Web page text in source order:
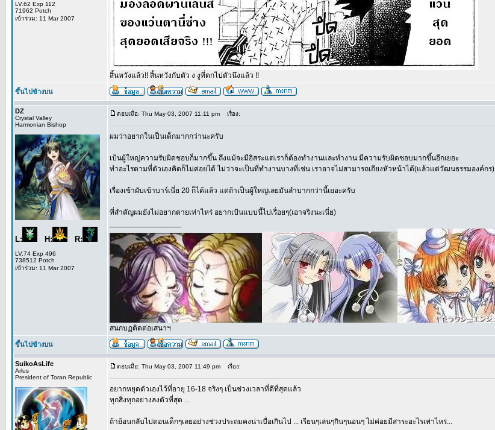
LV.62 Exp 112
71962 Potch
เข้าร่วม: 11 Mar 2007
สิ้นหวังแล้ว!! สิ้นหวังกับตัว ง งูที่ตกไปตัวนึงแล้ว !!
ขึ้นไปข้างบน
DZ
Crystal Valley
Harmonian Bishop
L: H: R:
LV.74 Exp 496
738512 Potch
เข้าร่วม: 11 Mar 2007
ตอบเมื่อ: Thu May 03, 2007 11:11 pm เรื่อง:
ผมว่าอยากในเป็นเด็กมากกว่านะครับ
เป้นผู้ใหญ่ความรับผิดชอบก็มากขึ้น ถึงแม้จะมีอิสระแต่เราก็ต้องทำงานและทำงาน มีความรับผิดชอบมากขึ้นอีกเยอะ
ทำอะไรตามที่ตัวเองคิดก็ไม่ค่อยได้ ไม่ว่าจะเป็นที่ทำงานบางที่เช่น เราอาจไม่สามารถเถียงหัวหน้าได้(แล้วแต่วัฒนธรรมองค์กร)
เรื่องเข้าผับเข้าบาร์เนี่ย 20 ก็ได้แล้ว แต่ถ้าเป็นผู้ใหญ่เลยมันลำบากกว่านี้เยอะครับ
ที่สำคัญผมยังไม่อยากตายเท่าไหร่ อยากเป้นแบบนี้ไปเรื่อยๆ(เอาจริงนะเนี่ย)
สนกบฏติดต่อเสนาฯ
ขึ้นไปข้างบน
SuikoAsLife
Arlus
President of Toran Republic
ตอบเมื่อ: Thu May 03, 2007 11:49 pm เรื่อง:
อยากหยุดตัวเองไว้ที่อายุ 16-18 จริงๆ เป็นช่วงเวลาที่ดีที่สุดแล้ว
ทุกสิ่งทุกอย่างลงตัวที่สุด ...
ถ้าย้อนกลับไปตอนเด็กๆเลยอย่างช่วงประถมคงน่าเบื่อเกินไป ... เรียนๆเล่นๆกินๆนอนๆ ไม่ค่อยมีสาระอะไรเท่าไหร่...